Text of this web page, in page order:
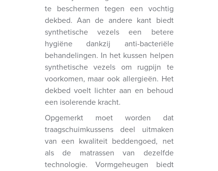
te beschermen tegen een vochtig
dekbed. Aan de andere kant biedt
synthetische vezels een betere
hygiëne dankzij anti-bacteriële
behandelingen. In het kussen helpen
synthetische vezels om rugpijn te
voorkomen, maar ook allergieën. Het
dekbed voelt lichter aan en behoud
een isolerende kracht.
Opgemerkt moet worden dat
traagschuimkussens deel uitmaken
van een kwaliteit beddengoed, net
als de matrassen van dezelfde
technologie. Vormgeheugen biedt